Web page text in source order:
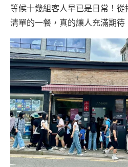
等候十幾組客人早已是日常！
清單的一餐，真的讓人充滿期待